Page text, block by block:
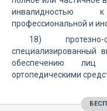
инвалидностью
профессиональной и
18)
специализированный
обеспечению лиц
ортопедическими